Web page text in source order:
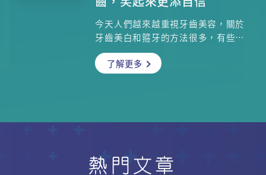
今天人們越來越重視牙齒美容，關於
牙齒美白和箍牙的方法很多，有些需
要由牙醫處理，有些可以自己在家裏
做，到底該如何選擇？然而，不管牙
了解更多
熱門文章